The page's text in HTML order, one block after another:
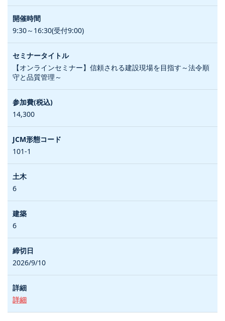
9:30～16:30(受付9:00)
【オンラインセミナー】信頼される建設現場を目指す～法令順
守と品質管理～
14,300
101-1
6
6
2026/9/10
詳細